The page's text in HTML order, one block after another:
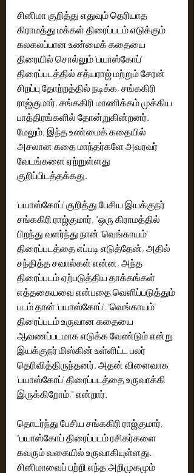
சினிமா குறித்து எதுவும் தெரியாத
கிராமத்து மக்கள் திரைப்படம் எடுக்கும்
கலகலப்பான உண்மைக் கதையை
திரையில் சொல்லும் 'பயாஸ்கோப்'
திரைப்படத்தில் சத்யராஜ் மற்றும் சேரன்
சிறப்பு தோற்றத்தில் நடிக்க, சங்ககிரி
ராஜ்குமார், சங்ககிரி மாணிக்கம் முக்கிய
பாத்திரங்களில் தோன்றுகின்றனர்.
மேலும், இந்த உண்மைக் கதையில்
அசலான கதை மாந்தர்களே அவரவர்
வேடங்களை ஏற்றுள்ளது
குறிப்பிடத்தக்கது.
'பயாஸ்கோப்' குறித்து பேசிய இயக்குநர்
சங்ககிரி ராஜ்குமார், "ஒரு கிராமத்தில்
பிறந்து வளர்ந்து நான் 'வெங்காயம்'
திரைப்படத்தை எப்படி எடுத்தேன், அதில்
சந்தித்த சவால்கள் என்ன, அந்த
திரைப்படம் ஏற்படுத்திய தாக்கங்கள்
எத்தகையவை என்பதை வெளிப்படுத்தும்
படம் தான் 'பயாஸ்கோப்'. 'வெங்காயம்'
திரைப்படம் உருவான கதையை
ஆவணப்படமாக எடுக்க வேண்டும் என்று
இயக்குநர் மிஸ்கின் உள்ளிட்ட பலர்
தெரிவித்திருந்தனர். அதன் விளைவாக
'பயாஸ்கோப்' திரைப்படத்தை உருவாக்கி
இருக்கிறோம்," என்றார்.
தொடர்ந்து பேசிய சங்ககிரி ராஜ்குமார்,
"பயாஸ்கோப் திரைப்படம் ரசிகர்களை
கவரும் வகையில் உருவாகியுள்ளது.
சினிமாவைப் பற்றி எந்த அறிமுகமும்